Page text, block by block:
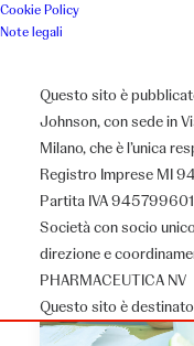
Cookie Policy
Note legali
Questo sito è
Johnson, con sede in
Milano, che è l’unica
Registro Imprese MI
Partita IVA
Società con socio
direzione e
PHARMACEUTICA NV
Questo sito è